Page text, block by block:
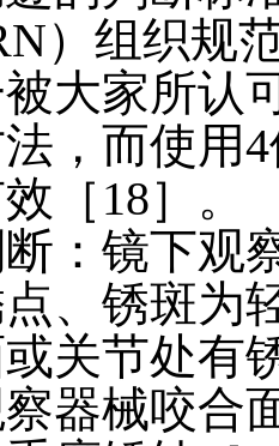
）组织规
大家所认
，而使用
［18］。
：镜下观
、锈斑为
关节处有
器械咬合